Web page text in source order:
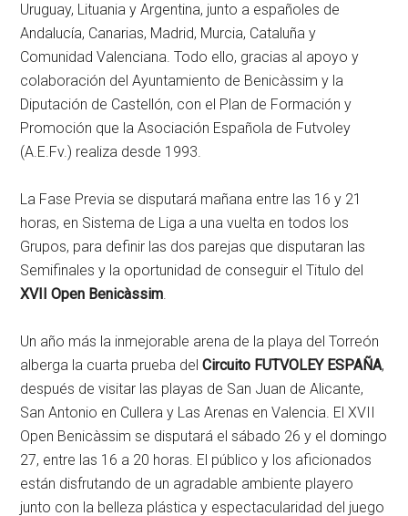
Uruguay, Lituania y Argentina, junto a españoles de
Andalucía, Canarias, Madrid, Murcia, Cataluña y
Comunidad Valenciana. Todo ello, gracias al apoyo y
colaboración del Ayuntamiento de Benicàssim y la
Diputación de Castellón, con el Plan de Formación y
Promoción que la Asociación Española de Futvoley
(A.E.Fv.) realiza desde 1993.
La Fase Previa se disputará mañana entre las 16 y 21
horas, en Sistema de Liga a una vuelta en todos los
Grupos, para definir las dos parejas que disputaran las
Semifinales y la oportunidad de conseguir el Titulo del
XVII Open Benicàssim.
Un año más la inmejorable arena de la playa del Torreón
alberga la cuarta prueba del Circuito FUTVOLEY ESPAÑA,
después de visitar las playas de San Juan de Alicante,
San Antonio en Cullera y Las Arenas en Valencia. El XVII
Open Benicàssim se disputará el sábado 26 y el domingo
27, entre las 16 a 20 horas. El público y los aficionados
están disfrutando de un agradable ambiente playero
junto con la belleza plástica y espectacularidad del juego